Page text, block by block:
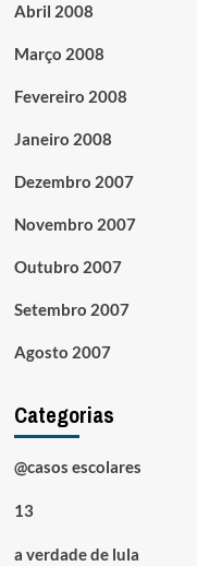
Abril 2008
Março 2008
Fevereiro 2008
Janeiro 2008
Dezembro 2007
Novembro 2007
Outubro 2007
Setembro 2007
Agosto 2007
Categorias
@casos escolares
13
a verdade de lula